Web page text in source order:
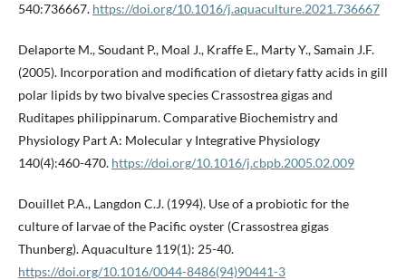
540:736667. https://doi.org/10.1016/j.aquaculture.2021.736667
Delaporte M., Soudant P., Moal J., Kraffe E., Marty Y., Samain J.F.
(2005). Incorporation and modification of dietary fatty acids in gill
polar lipids by two bivalve species Crassostrea gigas and
Ruditapes philippinarum. Comparative Biochemistry and
Physiology Part A: Molecular y Integrative Physiology
140(4):460-470. https://doi.org/10.1016/j.cbpb.2005.02.009
Douillet P.A., Langdon C.J. (1994). Use of a probiotic for the
culture of larvae of the Pacific oyster (Crassostrea gigas
Thunberg). Aquaculture 119(1): 25-40.
https://doi.org/10.1016/0044-8486(94)90441-3